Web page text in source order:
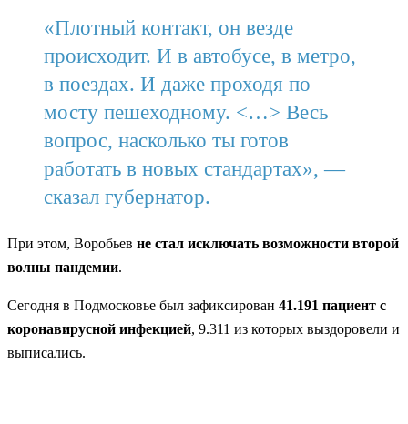
«Плотный контакт, он везде
происходит. И в автобусе, в метро,
в поездах. И даже проходя по
мосту пешеходному. <…> Весь
вопрос, насколько ты готов
работать в новых стандартах», —
сказал губернатор.
При этом, Воробьев не стал исключать возможности второй
волны пандемии.
Сегодня в Подмосковье был зафиксирован 41.191 пациент с
коронавирусной инфекцией, 9.311 из которых выздоровели и
выписались.